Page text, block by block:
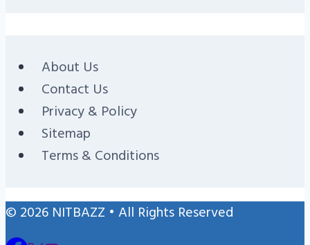
About Us
Contact Us
Privacy & Policy
Sitemap
Terms & Conditions
© 2026 NITBAZZ • All Rights Reserved